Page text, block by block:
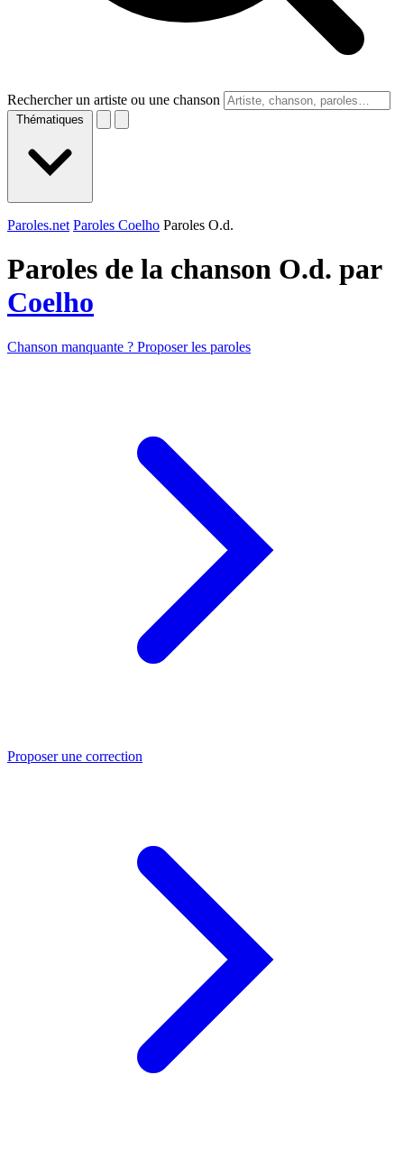
Rechercher un artiste ou une chanson
Thématiques
Paroles.net Paroles Coelho Paroles O.d.
Paroles de la chanson O.d. par
Coelho
Chanson manquante ? Proposer les paroles
Proposer une correction